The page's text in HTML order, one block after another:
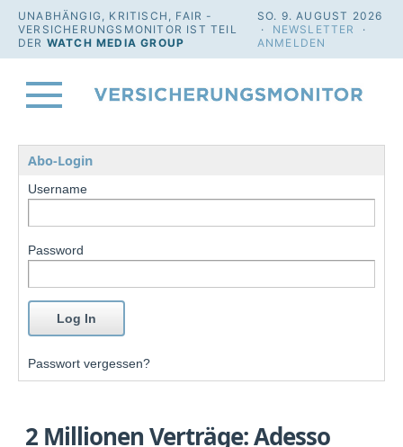
UNABHÄNGIG, KRITISCH, FAIR -
VERSICHERUNGSMONITOR IST TEIL
DER WATCH MEDIA GROUP
SO. 9. AUGUST 2026
· NEWSLETTER
·
ANMELDEN
Abo-Login
Username
Password
Passwort vergessen?
2 Millionen Verträge: Adesso